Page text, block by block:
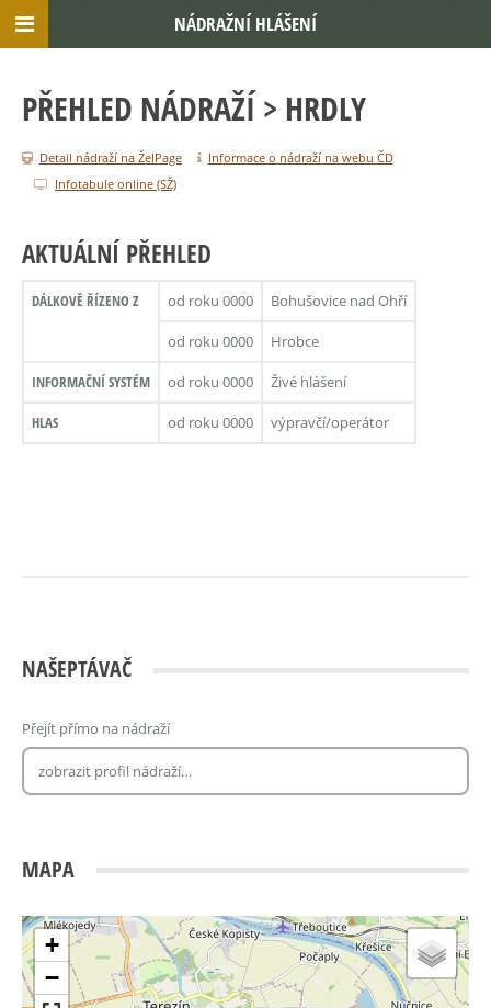
PŘEHLED NÁDRAŽÍ > HRDLY
Detail nádraží na ŽelPage
Informace o nádraží na webu ČD
Infotabule online (SŽ)
AKTUÁLNÍ PŘEHLED
DÁLKOVĚ ŘÍZENO Z od roku 0000 Bohušovice nad Ohří
od roku 0000 Hrobce
INFORMAČNÍ SYSTÉM od roku 0000 Živé hlášení
HLAS od roku 0000 výpravčí/operátor
NAŠEPTÁVAČ
Přejít přímo na nádraží
MAPA
+
−
NÁDRAŽNÍ HLÁŠENÍ